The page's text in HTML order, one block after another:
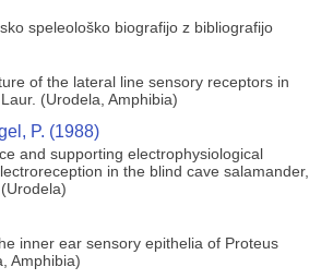
speleološko biografijo z bibliografijo
of the lateral line sensory receptors in
(Urodela, Amphibia)
P. (1988)
and supporting electrophysiological
in the blind cave salamander,
inner ear sensory epithelia of Proteus
Amphibia)